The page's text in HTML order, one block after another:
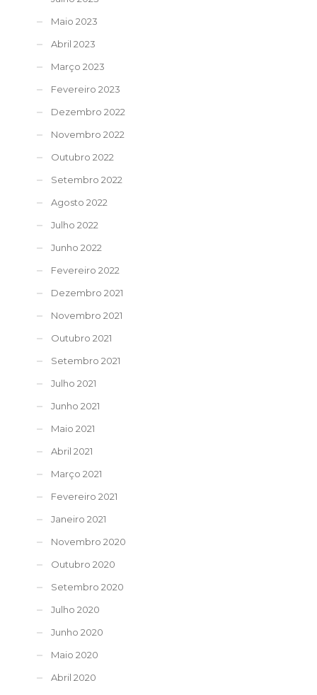
Maio 2023
Abril 2023
Março 2023
Fevereiro 2023
Dezembro 2022
Novembro 2022
Outubro 2022
Setembro 2022
Agosto 2022
Julho 2022
Junho 2022
Fevereiro 2022
Dezembro 2021
Novembro 2021
Outubro 2021
Setembro 2021
Julho 2021
Junho 2021
Maio 2021
Abril 2021
Março 2021
Fevereiro 2021
Janeiro 2021
Novembro 2020
Outubro 2020
Setembro 2020
Julho 2020
Junho 2020
Maio 2020
Abril 2020